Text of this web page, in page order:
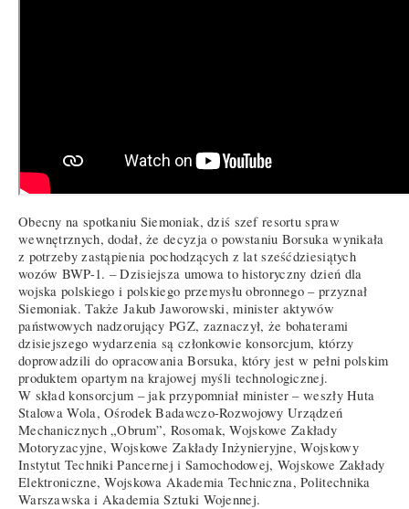
Obecny na spotkaniu Siemoniak, dziś szef resortu spraw
wewnętrznych, dodał, że decyzja o powstaniu Borsuka wynikała
z potrzeby zastąpienia pochodzących z lat sześćdziesiątych
wozów BWP-1. – Dzisiejsza umowa to historyczny dzień dla
wojska polskiego i polskiego przemysłu obronnego – przyznał
Siemoniak. Także Jakub Jaworowski, minister aktywów
państwowych nadzorujący PGZ, zaznaczył, że bohaterami
dzisiejszego wydarzenia są członkowie konsorcjum, którzy
doprowadzili do opracowania Borsuka, który jest w pełni polskim
produktem opartym na krajowej myśli technologicznej.
W skład konsorcjum – jak przypomniał minister – weszły Huta
Stalowa Wola, Ośrodek Badawczo-Rozwojowy Urządzeń
Mechanicznych „Obrum”, Rosomak, Wojskowe Zakłady
Motoryzacyjne, Wojskowe Zakłady Inżynieryjne, Wojskowy
Instytut Techniki Pancernej i Samochodowej, Wojskowe Zakłady
Elektroniczne, Wojskowa Akademia Techniczna, Politechnika
Warszawska i Akademia Sztuki Wojennej.